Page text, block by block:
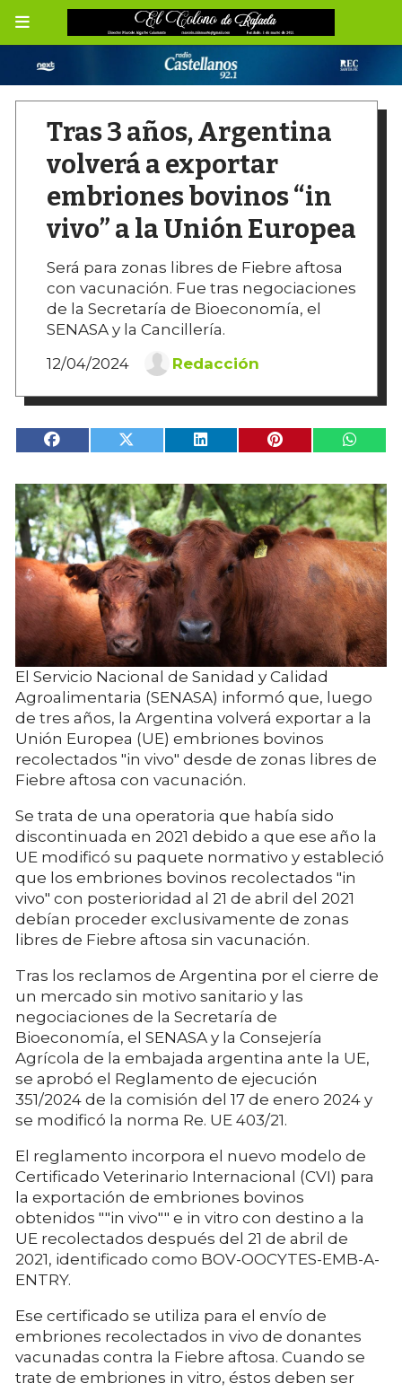
Tras 3 años, Argentina
volverá a exportar
embriones bovinos “in
vivo” a la Unión Europea
Será para zonas libres de Fiebre aftosa
con vacunación. Fue tras negociaciones
de la Secretaría de Bioeconomía, el
SENASA y la Cancillería.
12/04/2024
Redacción
El Servicio Nacional de Sanidad y Calidad
Agroalimentaria (SENASA) informó que, luego
de tres años, la Argentina volverá exportar a la
Unión Europea (UE) embriones bovinos
recolectados "in vivo" desde de zonas libres de
Fiebre aftosa con vacunación.
Se trata de una operatoria que había sido
discontinuada en 2021 debido a que ese año la
UE modificó su paquete normativo y estableció
que los embriones bovinos recolectados "in
vivo" con posterioridad al 21 de abril del 2021
debían proceder exclusivamente de zonas
libres de Fiebre aftosa sin vacunación.
Tras los reclamos de Argentina por el cierre de
un mercado sin motivo sanitario y las
negociaciones de la Secretaría de
Bioeconomía, el SENASA y la Consejería
Agrícola de la embajada argentina ante la UE,
se aprobó el Reglamento de ejecución
351/2024 de la comisión del 17 de enero 2024 y
se modificó la norma Re. UE 403/21.
El reglamento incorpora el nuevo modelo de
Certificado Veterinario Internacional (CVI) para
la exportación de embriones bovinos
obtenidos ""in vivo"" e in vitro con destino a la
UE recolectados después del 21 de abril de
2021, identificado como BOV-OOCYTES-EMB-A-
ENTRY.
Ese certificado se utiliza para el envío de
embriones recolectados in vivo de donantes
vacunadas contra la Fiebre aftosa. Cuando se
trate de embriones in vitro, éstos deben ser